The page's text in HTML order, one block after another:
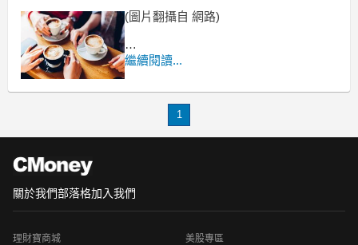
(圖片翻攝自 網路)
如果是大坪數
現在買省下超過 500 萬了
繼續閱讀...
1
關於我們部落格加入我們
理財寶商城 美股專區